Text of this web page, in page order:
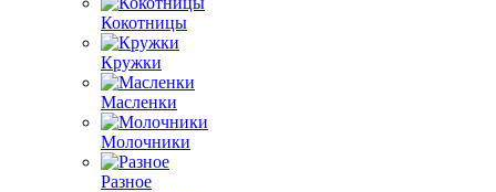
Кокотницы
Кружки
Масленки
Молочники
Разное